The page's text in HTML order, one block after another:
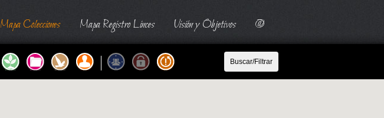
Mapa Colecciones Mapa Registro Linces Visión y Objetivos @